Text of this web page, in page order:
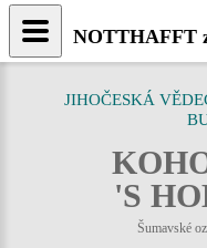
JIHOČESKÁ
'S
Šumavské
NOTTHAFFT